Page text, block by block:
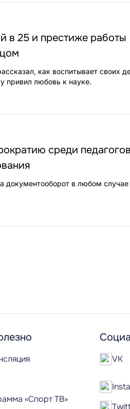
в 25 и престиже работы
как воспитывает своих
привил любовь к науке.
среди
документооборот в любом
«Спорт ТВ»
VK